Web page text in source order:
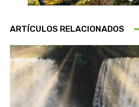
ARTÍCULOS RELACIONADOS